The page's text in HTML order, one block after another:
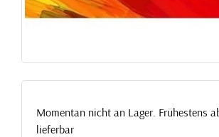
Momentan nicht an Lager. Frühestens
lieferbar